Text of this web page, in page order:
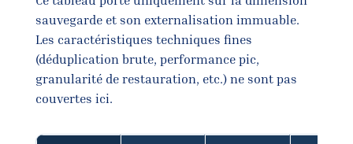
sauvegarde et son externalisation immuable.
Les caractéristiques techniques fines
(déduplication brute, performance pic,
granularité de restauration, etc.) ne sont pas
couvertes ici.